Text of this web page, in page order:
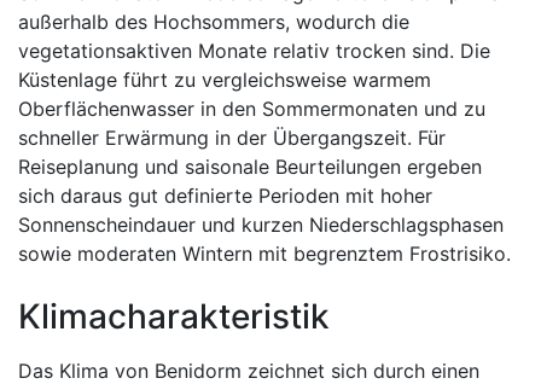
außerhalb des Hochsommers, wodurch die
vegetationsaktiven Monate relativ trocken sind. Die
Küstenlage führt zu vergleichsweise warmem
Oberflächenwasser in den Sommermonaten und zu
schneller Erwärmung in der Übergangszeit. Für
Reiseplanung und saisonale Beurteilungen ergeben
sich daraus gut definierte Perioden mit hoher
Sonnenscheindauer und kurzen Niederschlagsphasen
sowie moderaten Wintern mit begrenztem Frostrisiko.
Klimacharakteristik
Das Klima von Benidorm zeichnet sich durch einen